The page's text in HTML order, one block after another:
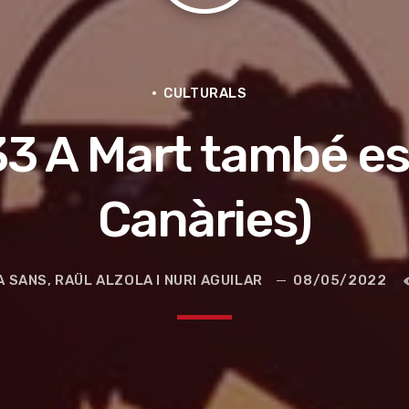
la ruta de la seda
CULTURALS
A Mart també
Canàries)
SANS, RAÜL ALZOLA I NURI AGUILAR 08/05/2022